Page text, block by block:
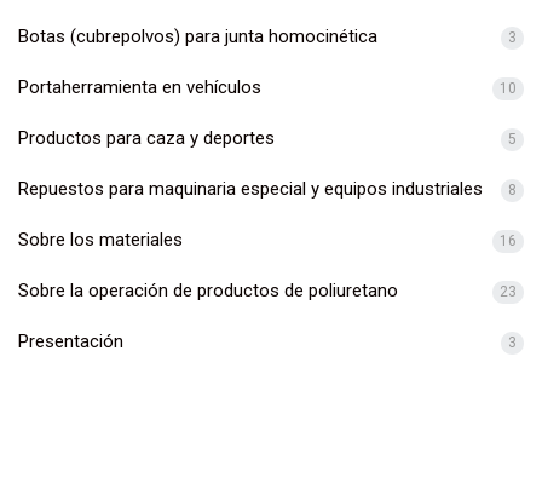
Botas (cubrepolvos) para junta homocinética 3
Portaherramienta en vehículos 10
Productos para caza y deportes 5
Repuestos para maquinaria especial y equipos industriales 8
Sobre los materiales 16
Sobre la operación de productos de poliuretano 23
Presentación 3